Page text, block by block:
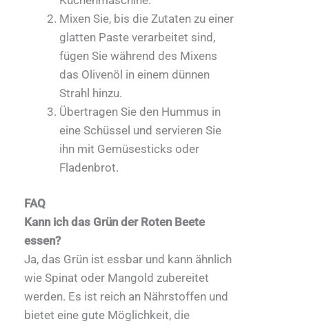
Mixen Sie, bis die Zutaten zu einer
glatten Paste verarbeitet sind,
fügen Sie während des Mixens
das Olivenöl in einem dünnen
Strahl hinzu.
Übertragen Sie den Hummus in
eine Schüssel und servieren Sie
ihn mit Gemüsesticks oder
Fladenbrot.
FAQ
Kann ich das Grün der Roten Beete
essen?
Ja, das Grün ist essbar und kann ähnlich
wie Spinat oder Mangold zubereitet
werden. Es ist reich an Nährstoffen und
bietet eine gute Möglichkeit, die